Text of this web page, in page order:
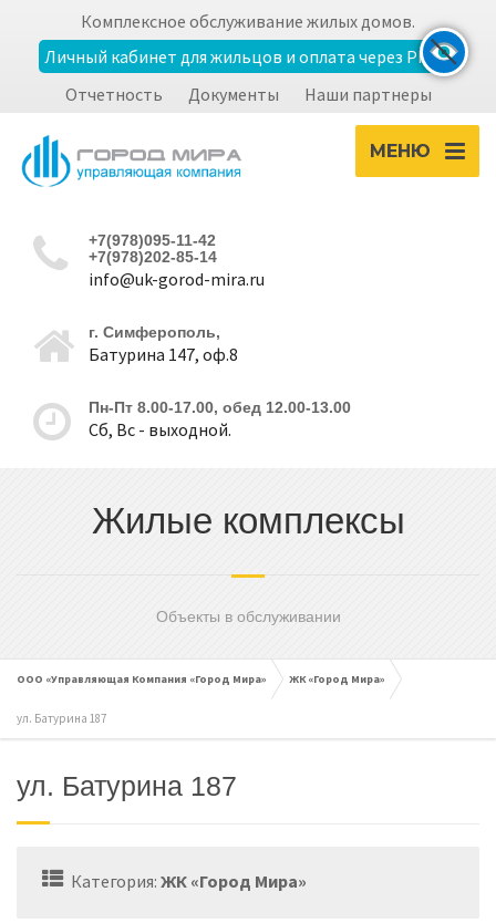
Экран
zoom_out
Уменьшить
zoom_in
Уменьшить
Сбросить cached
options
Комплексное обслуживание жилых домов.
Личный кабинет для жильцов и оплата через РНКБ
Отчетность
Документы Наши партнеры
МЕНЮ
+7(978)095-11-42
+7(978)202-85-14
info@uk-gorod-mira.ru
г. Симферополь,
Батурина 147, оф.8
Пн-Пт 8.00-17.00, обед 12.00-13.00
Сб, Вс - выходной.
Жилые комплексы
Объекты в обслуживании
ООО «Управляющая Компания «Город Мира» ЖК «Город Мира»
ул. Батурина 187
ул. Батурина 187
Категория: ЖК «Город Мира»